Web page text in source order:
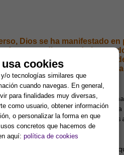
Dios se ha manifestado
forma, mediante todo lo
en su forma, y del cual sólo
tiene invisible el Sumo
el universo tiene su condición de
exterior, del cual el nombre es
los sonidos, en tanto que
del uso de la palabra.
(o microcosmo) no hay la más
cookies
o tecnologías similares que
cuando navegas. En general,
para finalidades muy diversas,
como usuario, obtener información
o personalizar la forma en que
concretos que hacemos de
aquí: política de cookies